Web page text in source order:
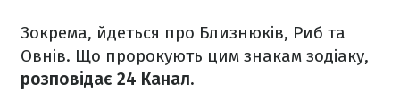
Зокрема, йдеться про Близнюків, Риб та
Овнів. Що пророкують цим знакам зодіаку,
розповідає 24 Канал.